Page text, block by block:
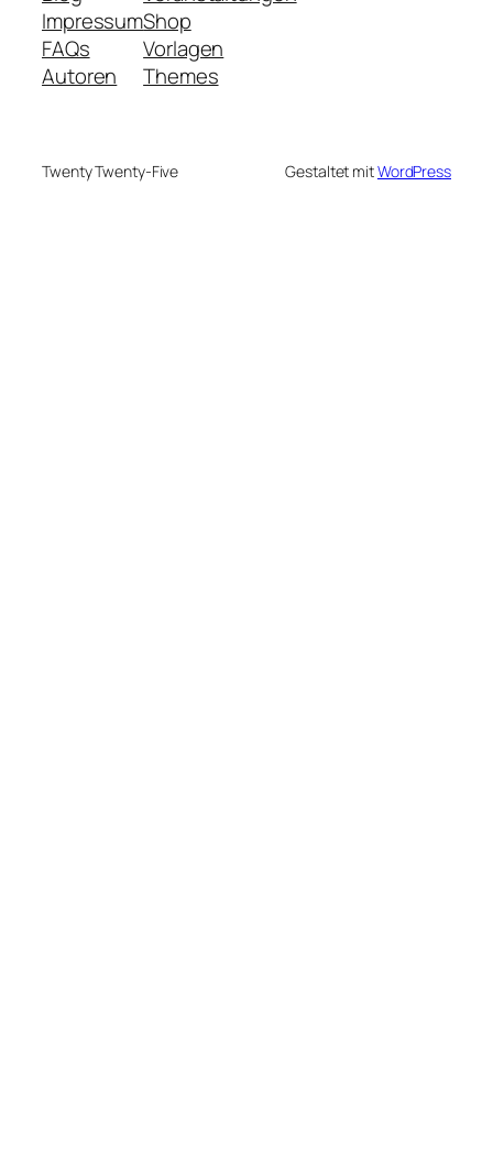
Impressum
FAQs
Autoren
Shop
Vorlagen
Themes
Twenty Twenty-Five Gestaltet mitWordPress